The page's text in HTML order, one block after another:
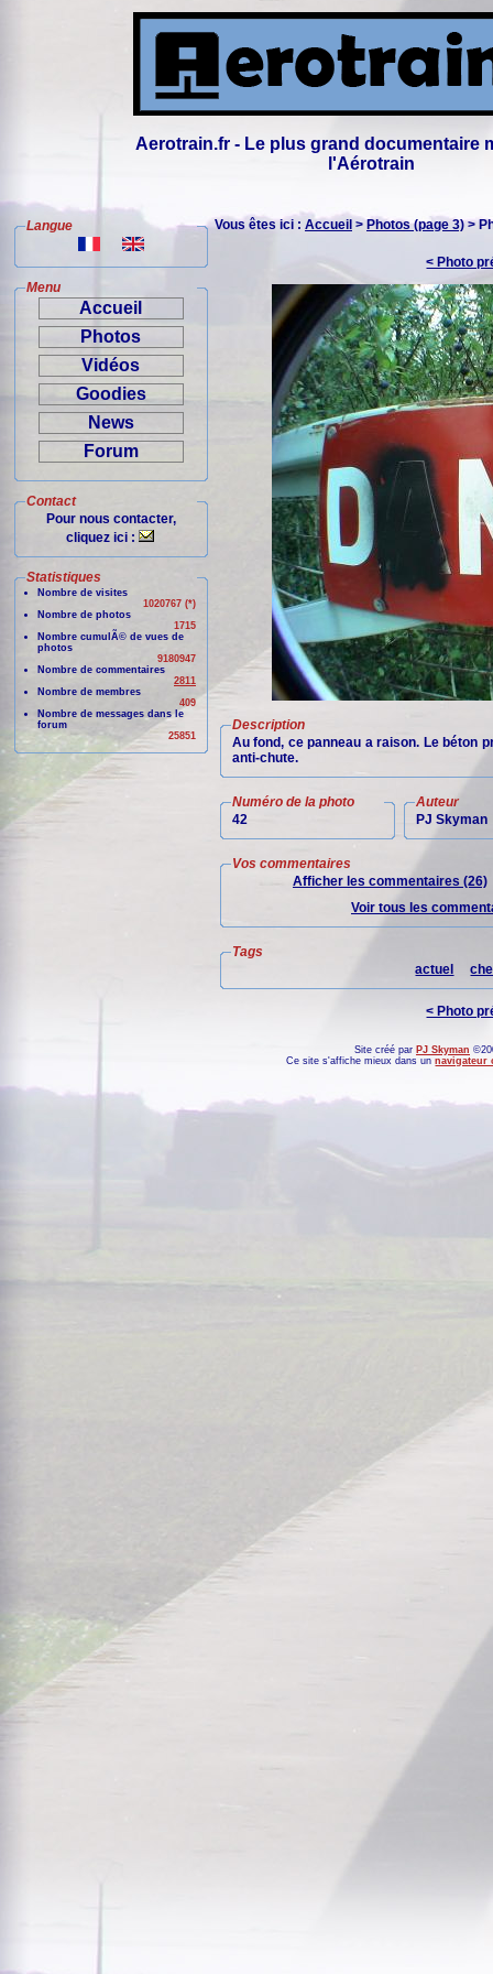
Aerotrain.fr - Le plus grand documentaire
l'Aérotrain
Langue
Menu
Accueil
Photos
Vidéos
Goodies
News
Forum
Contact
Pour nous contacter,
cliquez ici :
Statistiques
Nombre de visites
1020767 (*)
Nombre de photos
1715
Nombre cumulÃ© de vues de
photos
9180947
Nombre de commentaires
2811
Nombre de membres
409
Nombre de messages dans le
forum
25851
Vous êtes ici : Accueil > Photos (page 3)>
< Photo
Description
Au fond, ce panneau a raison. Le béton
anti-chute.
Numéro de la photo
42
Auteur
PJ Skyman
Vos commentaires
Afficher les commentaires (26)
Voir tous les
Tags
actuel
< Photo
Site créé par PJ Skyman
Ce site s'affiche mieux dans unnavigateur